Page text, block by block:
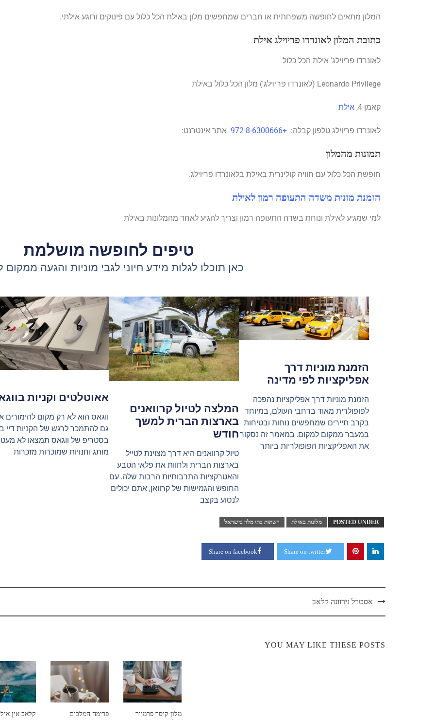
המלון מתאים לחופשה משפחתית או חברים שמחפשים מלון באילת הכל כלול עם פינוקים ורוגע אילתי.
כתובת המלון לאונרדו פריוילג אילת
לאונרדו פריוילג' אילת הכל כלול
Leonardo Privilege (לאונרדו פריוילג') מלון הכל כלול באילת
קאמן 4, אילת
לאונרדו פריוילג טלפון קבלה: +972-8-6300666 אתר אינטרנט:
תמונות מהמלון
חופשת הכל כלול עם חוויה קולינרית באילת בלאונרדו פריוילג.
הזמנת מונית משדה התעופה רמון לאילת
למי שמגיע לאילת ונוחת בשדה התעופה רמון וצריך להגיע לאחד מהמלונות באילת
טיפים לחופשה מושלמת
כאן תוכלו לגלות מידע חיוני לגבי מוניות והגעה
הזמנת מוניות דרך
אפליקציות לפי מדינה
הזמנת מוניות דרך אפליקציות נהפכה
לפופולרית מאוד ברחבי העולם, במיוחד
בקרב תיירים שמחפשים נוחות ובטיחות
במעבר ממקום למקום. במאמר זה נסקור
את האפליקציות הפופולריות ביותר
המלצה לטיול קרוואנים
בארצות הברית למשך
חודש
טיול קרוואנים היא דרך מצוינת לטייל
בארצות הברית ולחוות את פלאי הטבע
והאטרקציות התרבותיות הרבות שלה. עם
החופש והגמישות של קרוואן, אתם יכולים
לנסוע בקצב
אאוטלטים וקניות
ווגאס הוא לא רק מקום
גם להתמכר לרגש של הקניות דיי
בסטריפ של ווגאס תמצאו לא מעט
מותג וחנויות שמוכרות מזכרות
POSTED UNDER מלונות באילת רשתות בתי מלון בישראל
Share on facebook Share on twitter
אסטרל נירוונה קלאב
YOU MAY LIKE THESE POSTS
קלאב אין פרימה המלכים
מלון קיסר פרמייר